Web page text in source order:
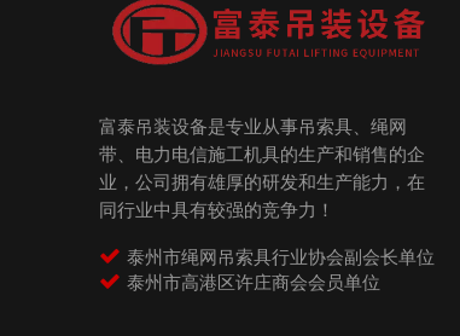
富泰吊装设备是专业从事吊索具、绳网
带、电力电信施工机具的生产和销售的企
业，公司拥有雄厚的研发和生产能力，在
同行业中具有较强的竞争力！
 泰州市绳网吊索具行业协会副会长单位
 泰州市高港区许庄商会会员单位